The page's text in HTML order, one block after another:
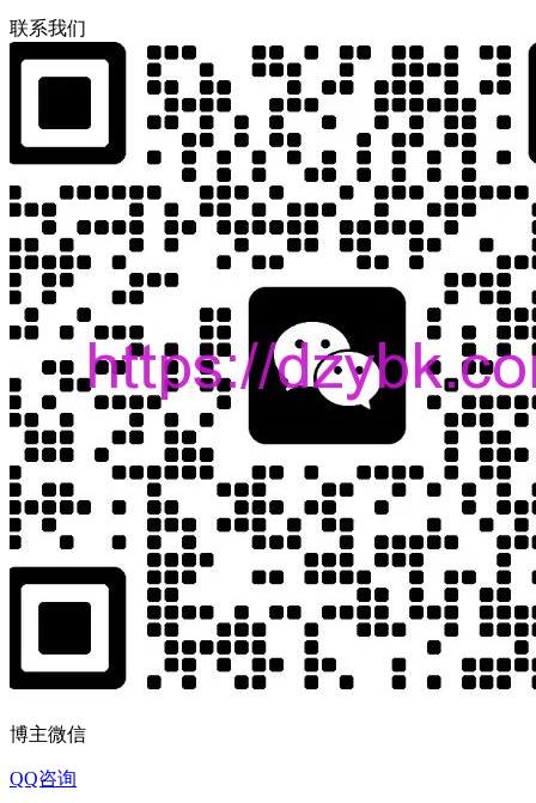
联系我们
博主微信
QQ咨询